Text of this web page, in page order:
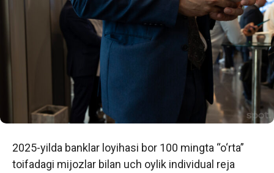
2025-yilda banklar loyihasi bor 100 mingta “o‘rta”
toifadagi mijozlar bilan uch oylik individual reja